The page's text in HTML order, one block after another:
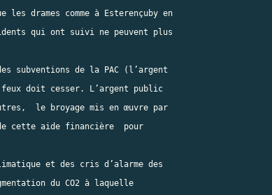
drames comme à Esterençuby en
qui ont suivi ne peuvent plus
subventions de la PAC (l’argent
doit cesser. L’argent public
le broyage mis en œuvre par
cette aide financière  pour
et des cris d’alarme des
du CO2 à laquelle